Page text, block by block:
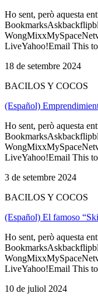
Ho sent, però aquesta
LiveYahoo!Email This
18 de setembre 2024
BACILOS Y COCOS
(Español)
Ho sent, però aquesta
LiveYahoo!Email This
3 de setembre 2024
BACILOS Y COCOS
(Español) El famoso
Ho sent, però aquesta
LiveYahoo!Email This
10 de juliol 2024